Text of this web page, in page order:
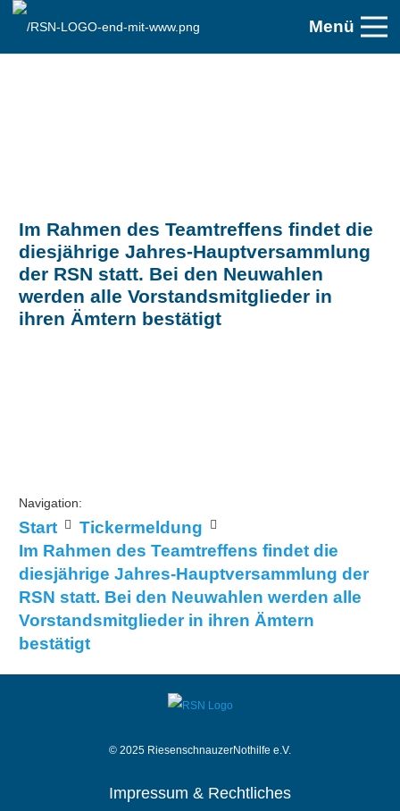
Menü
Im Rahmen des Teamtreffens findet die
diesjährige Jahres-Hauptversammlung
der RSN statt. Bei den Neuwahlen
werden alle Vorstandsmitglieder in
ihren Ämtern bestätigt
Navigation:
Start
Tickermeldung
Im Rahmen des Teamtreffens findet die
diesjährige Jahres-Hauptversammlung der
RSN statt. Bei den Neuwahlen werden alle
Vorstandsmitglieder in ihren Ämtern
bestätigt
© 2025 RiesenschnauzerNothilfe e.V.
Impressum & Rechtliches